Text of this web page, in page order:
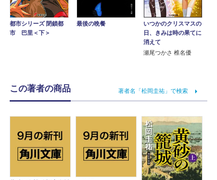
都市シリーズ 閉鎖都
市 巴里＜下＞
最後の晩餐
いつかのクリスマスの
日、きみは時の果てに
消えて
瀬尾つかさ 椎名優
この著者の商品 著者名「松岡圭祐」で検索